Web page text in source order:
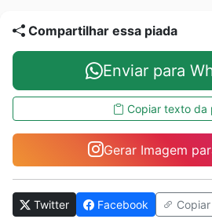
Compartilhar essa piada
Enviar para
Copiar texto da
Gerar Imagem
Twitter Facebook